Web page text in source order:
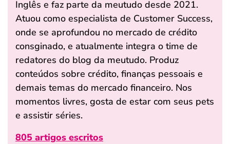
Inglês e faz parte da meutudo desde 2021.
Atuou como especialista de Customer Success,
onde se aprofundou no mercado de crédito
consginado, e atualmente integra o time de
redatores do blog da meutudo. Produz
conteúdos sobre crédito, finanças pessoais e
demais temas do mercado financeiro. Nos
momentos livres, gosta de estar com seus pets
e assistir séries.
805 artigos escritos